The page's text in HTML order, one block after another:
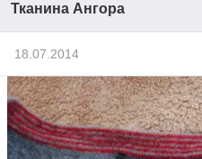
Тканина Ангора
18.07.2014